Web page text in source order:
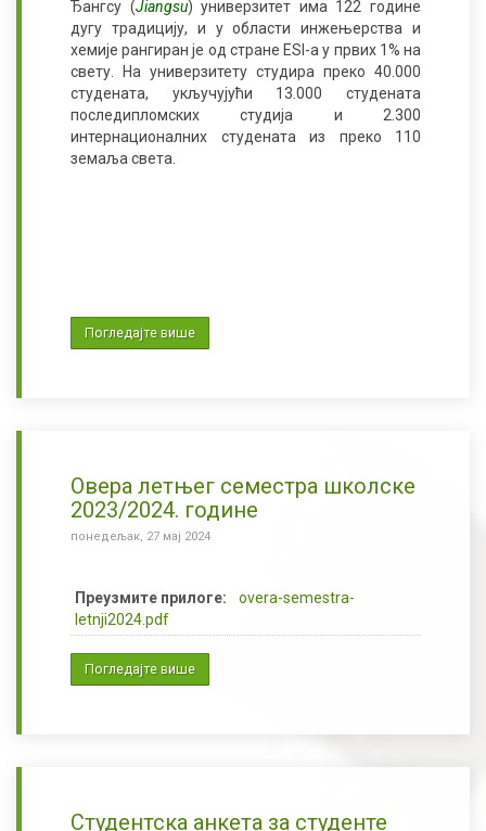
Ђангсу (Jiangsu) универзитет има 122 године
дугу традицију, и у области инжењерства и
хемије рангиран је од стране ESI-а у првих 1% на
свету. На универзитету студира преко 40.000
студената, укључујући 13.000 студената
последипломских студија и 2.300
интернационалних студената из преко 110
земаља света.
Погледајте више
Овера летњег семестра школске
2023/2024. године
понедељак, 27 мај 2024
Преузмите прилоге:
overa-semestra-
letnji2024.pdf
Погледајте више
Студентска анкета за студенте